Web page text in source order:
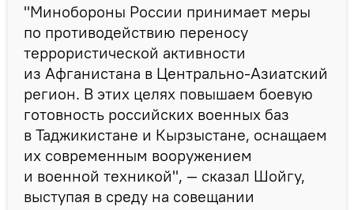
"Минобороны России принимает меры
по противодействию переносу
террористической активности
из Афганистана в Центрально-Азиатский
регион. В этих целях повышаем боевую
готовность российских военных баз
в Таджикистане и Кырзыстане, оснащаем
их современным вооружением
и военной техникой", — сказал Шойгу,
выступая в среду на совещании